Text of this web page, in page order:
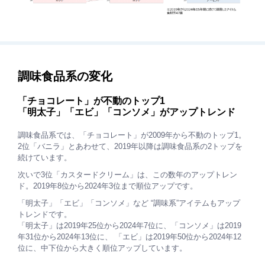
調味食品系の変化
「チョコレート」が不動のトップ1
「明太子」「エビ」「コンソメ」がアップトレンド
調味食品系では、「チョコレート」が2009年から不動のトップ1。
2位「バニラ」とあわせて、2019年以降は調味食品系の2トップを
続けています。
次いで3位「カスタードクリーム」は、この数年のアップトレン
ド。2019年8位から2024年3位まで順位アップです。
「明太子」「エビ」「コンソメ」など “調味系”アイテムもアップ
トレンドです。
「明太子」は2019年25位から2024年7位に、「コンソメ」は2019
年31位から2024年13位に、 「エビ」は2019年50位から2024年12
位に、中下位から大きく順位アップしています。